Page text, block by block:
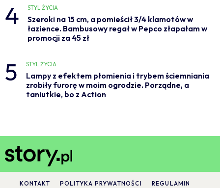
4 STYL ŻYCIA
Szeroki na 15 cm, a pomieścił 3/4 klamotów w
łazience. Bambusowy regał w Pepco złapałam w
promocji za 45 zł
5 STYL ŻYCIA
Lampy z efektem płomienia i trybem ściemniania
zrobiły furorę w moim ogrodzie. Porządne, a
taniutkie, bo z Action
KONTAKT POLITYKA PRYWATNOŚCI
REGULAMIN